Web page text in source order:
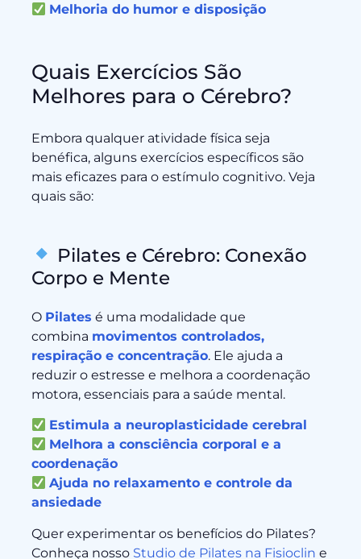
Melhoria do humor e disposição
Quais Exercícios São
Melhores para o Cérebro?
Embora qualquer atividade física seja
benéfica, alguns exercícios específicos são
mais eficazes para o estímulo cognitivo. Veja
quais são:
Pilates e Cérebro: Conexão
Corpo e Mente
O Pilates é uma modalidade que
combina movimentos controlados,
respiração e concentração. Ele ajuda a
reduzir o estresse e melhora a coordenação
motora, essenciais para a saúde mental.
Estimula a neuroplasticidade cerebral
Melhora a consciência corporal e a
coordenação
Ajuda no relaxamento e controle da
ansiedade
Quer experimentar os benefícios do Pilates?
Conheça nosso Studio de Pilates na Fisioclin e